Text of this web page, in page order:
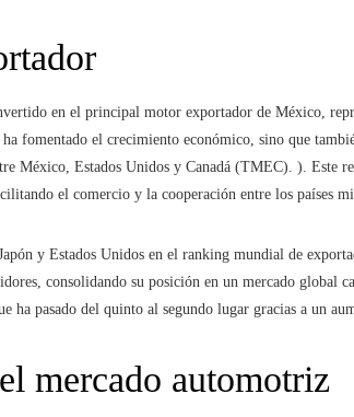
en el principal motor exportador de México,
fomentado el crecimiento económico, sino que
México, Estados Unidos y Canadá (TMEC). ). Este
el comercio y la cooperación entre los países
y Estados Unidos en el ranking mundial de
consolidando su posición en un mercado global
ha pasado del quinto al segundo lugar gracias a un
mercado automotriz